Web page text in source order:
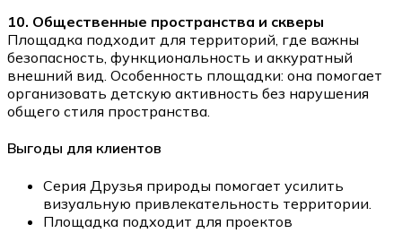
10. Общественные пространства и скверы
Площадка подходит для территорий, где важны
безопасность, функциональность и аккуратный
внешний вид. Особенность площадки: она помогает
организовать детскую активность без нарушения
общего стиля пространства.
Выгоды для клиентов
Серия Друзья природы помогает усилить
визуальную привлекательность территории.
Площадка подходит для проектов